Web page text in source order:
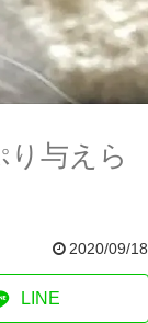
与えら
2020/09/18
LINE